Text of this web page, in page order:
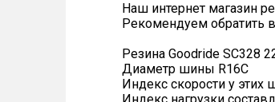
Наш интернет магазин
Рекомендуем обратить
Резина Goodride SC328
Диаметр шины R16C
Индекс скорости у этих